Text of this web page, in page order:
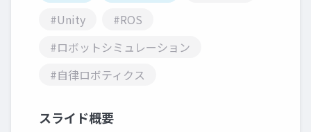
#Unity
#ROS
#ロボットシミュレーション
#自律ロボティクス
スライド概要